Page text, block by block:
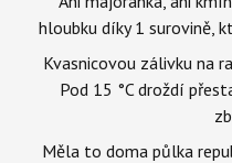
hloubku díky 1 surovině,
Kvasnicovou zálivku na
Pod 15 °C droždí
Měla to doma půlka